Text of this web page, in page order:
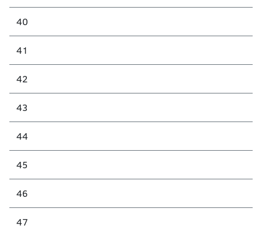
40
41
42
43
44
45
46
47